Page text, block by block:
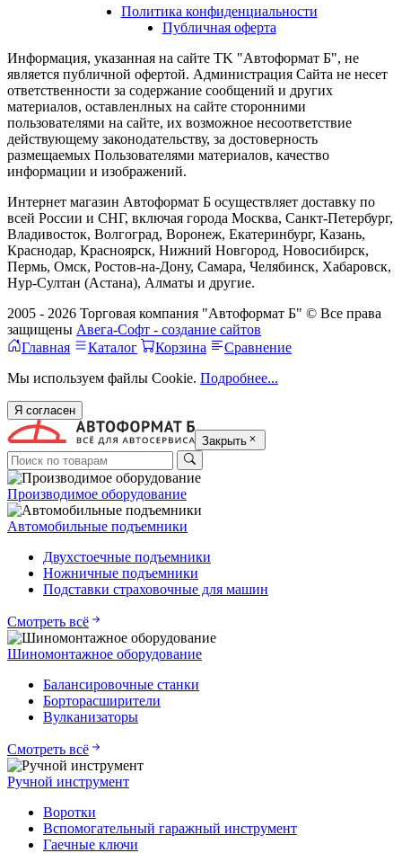
Политика конфиденциальности
Публичная оферта
Информация, указанная на сайте TK "Автоформат Б", не
является публичной офертой. Администрация Сайта не несет
ответственности за содержание сообщений и других
материалов, оставленлных на сайте сторонними
пользователями на сайте, их возможное несоответствие
действующему законодательству, за достоверность
размещаемых Пользователями материалов, качество
информации и изображений.
Интернет магазин Автоформат Б осуществляет доставку по
всей России и СНГ, включая города Москва, Санкт-Петербург,
Владивосток, Волгоград, Воронеж, Екатеринбург, Казань,
Краснодар, Красноярск, Нижний Новгород, Новосибирск,
Пермь, Омск, Ростов-на-Дону, Самара, Челябинск, Хабаровск,
Нур-Султан (Астана), Алматы и другие.
2005 - 2026 Торговая компания "Автоформат Б" © Все права
защищены Авега-Софт - создание сайтов
Главная
Каталог Корзина
Сравнение
Мы используем файлы Cookie. Подробнее...
Я согласен
Закрыть
Производимое оборудование
Автомобильные подъемники
Двухстоечные подъемники
Ножничные подъемники
Подставки страховочные для машин
Смотреть всё
Шиномонтажное оборудование
Балансировочные станки
Борторасширители
Вулканизаторы
Смотреть всё
Ручной инструмент
Воротки
Вспомогательный гаражный инструмент
Гаечные ключи